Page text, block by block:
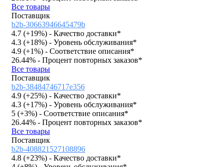
Все товары
Поставщик
b2b-30663946645479b
4.7 (+19%) - Качество доставки*
4.3 (+18%) - Уровень обслуживания*
4.9 (+1%) - Соответствие описания*
26.44% - Процент повторных заказов*
Все товары
Поставщик
b2b-38484746717e356
4.9 (+25%) - Качество доставки*
4.3 (+17%) - Уровень обслуживания*
5 (+3%) - Соответствие описания*
26.44% - Процент повторных заказов*
Все товары
Поставщик
b2b-408821527108896
4.8 (+23%) - Качество доставки*